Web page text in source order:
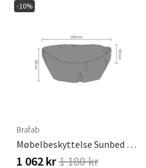
-10%
Brafab
Møbelbeskyttelse Sunbed 220x155 Cm Premium
1 062 kr1 180 kr